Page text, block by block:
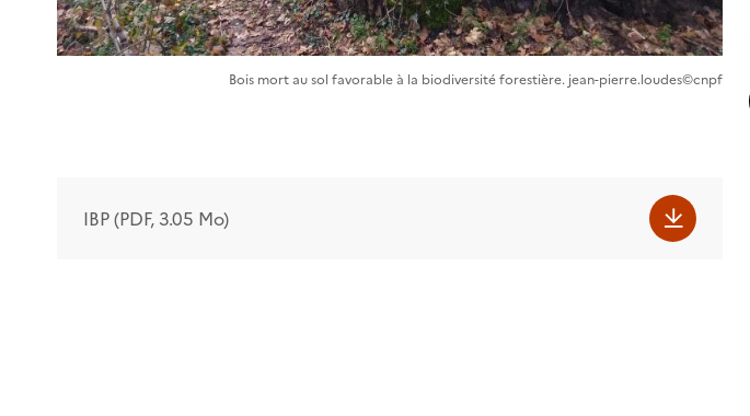
Bois mort au sol favorable à la biodiversité forestière. jean-pierre.loudes©cnpf
IBP (PDF, 3.05 Mo)